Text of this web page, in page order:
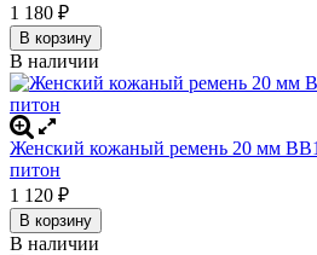
1 180 ₽
В корзину
В наличии
Женский кожаный ремень 20 мм
питон
1 120 ₽
В корзину
В наличии